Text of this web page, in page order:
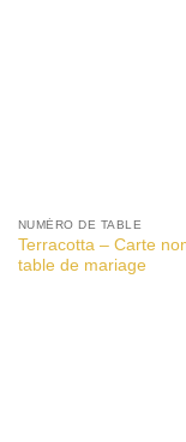
NUMÉRO DE TABLE
Terracotta – Carte
table de mariage